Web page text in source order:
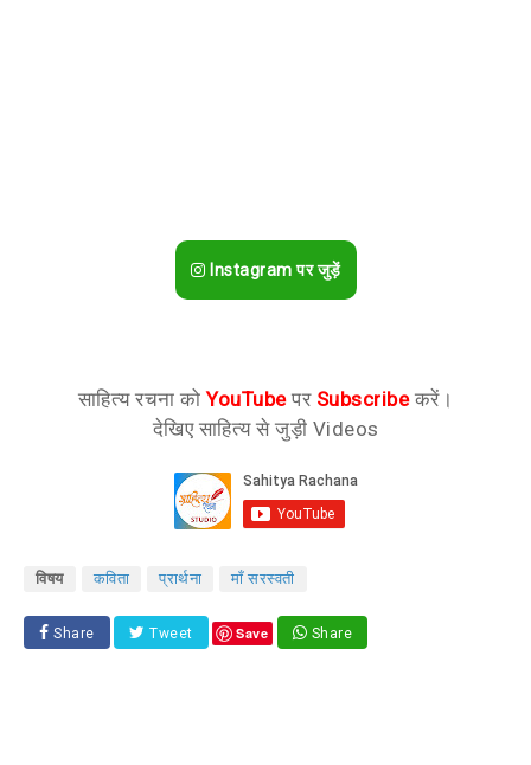
Instagram पर जुड़ें
साहित्य रचना कोYouTubeपर Subscribeकरें।
देखिए साहित्य से जुड़ी Videos
विषय कविता प्रार्थना माँ सरस्वती
Share Tweet Save Share